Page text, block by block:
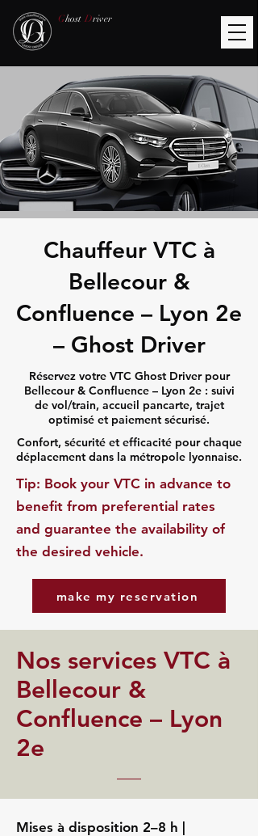
Ghost Driver
Chauffeur VTC à
Bellecour &
Confluence – Lyon 2e
– Ghost Driver
Réservez votre VTC Ghost Driver pour
Bellecour & Confluence – Lyon 2e : suivi
de vol/train, accueil pancarte, trajet
optimisé et paiement sécurisé.
Confort, sécurité et efficacité pour chaque
déplacement dans la métropole lyonnaise.
​Tip: Book your VTC in advance to
benefit from preferential rates
and guarantee the availability of
the desired vehicle.
make my reservation
Nos services VTC à
Bellecour &
Confluence – Lyon
2e
Mises à disposition 2–8 h |